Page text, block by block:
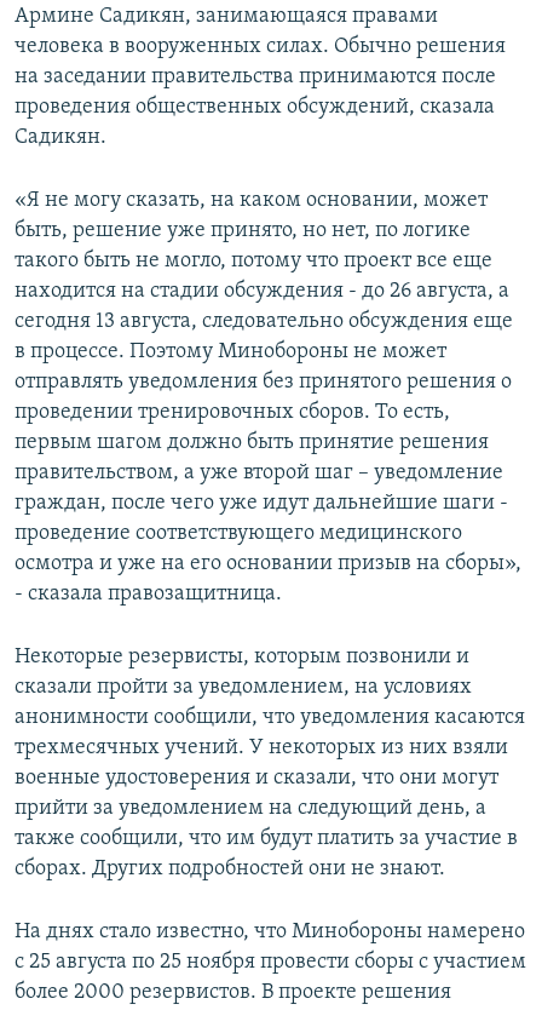
Армине Садикян, занимающаяся правами
человека в вооруженных силах. Обычно решения
на заседании правительства принимаются после
проведения общественных обсуждений, сказала
Садикян.
«Я не могу сказать, на каком основании, может
быть, решение уже принято, но нет, по логике
такого быть не могло, потому что проект все еще
находится на стадии обсуждения - до 26 августа, а
сегодня 13 августа, следовательно обсуждения еще
в процессе. Поэтому Минобороны не может
отправлять уведомления без принятого решения о
проведении тренировочных сборов. То есть,
первым шагом должно быть принятие решения
правительством, а уже второй шаг – уведомление
граждан, после чего уже идут дальнейшие шаги -
проведение соответствующего медицинского
осмотра и уже на его основании призыв на сборы»,
- сказала правозащитница.
Некоторые резервисты, которым позвонили и
сказали пройти за уведомлением, на условиях
анонимности сообщили, что уведомления касаются
трехмесячных учений. У некоторых из них взяли
военные удостоверения и сказали, что они могут
прийти за уведомлением на следующий день, а
также сообщили, что им будут платить за участие в
сборах. Других подробностей они не знают.
На днях стало известно, что Минобороны намерено
с 25 августа по 25 ноября провести сборы с участием
более 2000 резервистов. В проекте решения